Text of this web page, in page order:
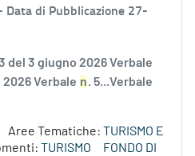
Data di Pubblicazione 27-
del 3 giugno 2026 Verbale
2026 Verbale n. 5...Verbale
Aree Tematiche: TURISMO E
TURISMO
FONDO DI